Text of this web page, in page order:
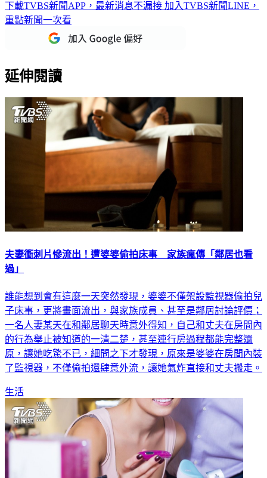
下載TVBS新聞APP，最新消息不漏接 加入TVBS新聞LINE，
重點新聞一次看
延伸閱讀
夫妻衝刺片慘流出！遭婆婆偷拍床事 家族瘋傳「鄰居也看
過」
誰能想到會有這麼一天突然發現，婆婆不僅架設監視器偷拍兒
子床事，更將畫面流出，與家族成員、甚至是鄰居討論評價；
一名人妻某天在和鄰居聊天時意外得知，自己和丈夫在房間內
的行為舉止被知道的一清二楚，甚至連行房過程都能完整還
原，讓她吃驚不已，細問之下才發現，原來是婆婆在房間內裝
了監視器，不僅偷拍還肆意外流，讓她氣炸直接和丈夫搬走。
生活